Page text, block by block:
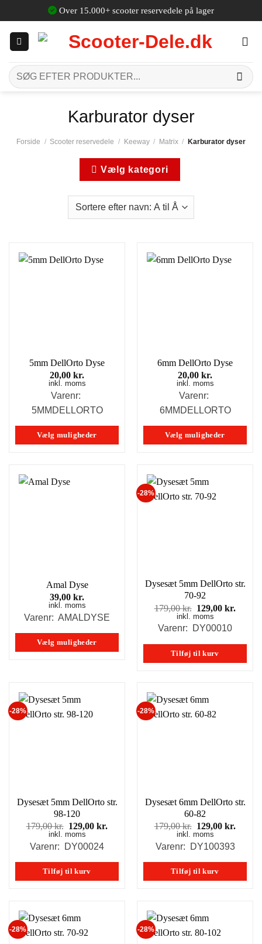
til
indhold
Over 15.000+ scooter reservedele på lager
Søg
efter:
Karburator dyser
Forside / Scooter reservedele / Keeway / Matrix / Karburator dyser
Vælg kategori
5mm DellOrto Dyse
20,00 kr.
inkl. moms
Varenr:
5MMDELLORTO
Vælg muligheder
har
varesiden
6mm DellOrto Dyse
20,00 kr.
inkl. moms
Varenr:
6MMDELLORTO
Vælg muligheder
har
flere
varesiden
Amal Dyse
39,00 kr.
inkl. moms
Varenr: AMALDYSE
Vælg muligheder
flere
varianter.
-28%
Dysesæt 5mm DellOrto str.
70-92
179,00kr. Den
oprindelige
pris
179,00 kr..
129,00kr.
inkl. moms
Varenr: DY00010
Tilføj til kurv
-28%
Dysesæt 5mm DellOrto str.
98-120
179,00kr. Den
oprindelige
pris
179,00 kr..
129,00kr.Den
129,00 kr..
inkl. moms
Varenr: DY00024
Tilføj til kurv
-28%
Dysesæt 6mm DellOrto str.
60-82
179,00kr. Den
oprindelige
pris
179,00 kr..
129,00kr.Den
inkl. moms
Varenr: DY100393
Tilføj til kurv
-28% -28%